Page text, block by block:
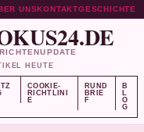
UNSKONTAKTGESCHICHTE
HEUTE
COOKIE-
RICHTLINI
E
RUND
BRIE
F
B
L
O
G